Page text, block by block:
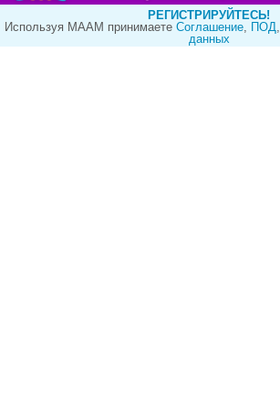
РЕГИСТРИРУЙТЕСЬ!
Используя МААМ принимаете Cоглашение, ПОД,
данных